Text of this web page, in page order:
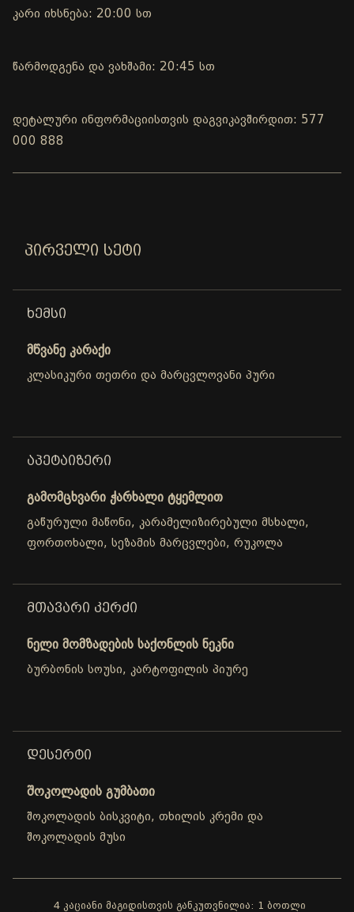
კარი იხსნება: 20:00 სთ
წარმოდგენა და ვახშამი: 20:45 სთ
დეტალური ინფორმაციისთვის დაგვიკავშირდით: 577
000 888
ᲞᲘᲠᲕᲔᲚᲘ ᲡᲔᲢᲘ
ᲮᲔᲛᲡᲘ
მწვანე კარაქი
კლასიკური თეთრი და მარცვლოვანი პური
ᲐᲞᲔᲢᲐᲘᲖᲔᲠᲘ
გამომცხვარი ჭარხალი ტყემლით
გაწურული მაწონი, კარამელიზირებული მსხალი,
ფორთოხალი, სეზამის მარცვლები, რუკოლა
ᲛᲗᲐᲕᲐᲠᲘ ᲙᲔᲠᲫᲘ
ნელი მომზადების საქონლის ნეკნი
ბურბონის სოუსი, კარტოფილის პიურე
ᲓᲔᲡᲔᲠᲢᲘ
შოკოლადის გუმბათი
შოკოლადის ბისკვიტი, თხილის კრემი და
შოკოლადის მუსი
4 კაციანი მაგიდისთვის განკუთვნილია: 1 ბოთლი